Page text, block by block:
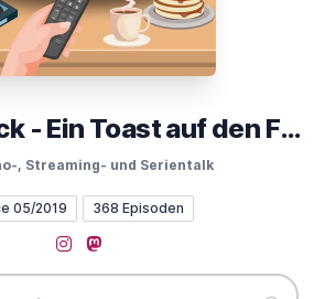
Filmfrühstück - Ein Toast auf den Film
, Streaming- und Serientalk
05/2019 368 Episoden
Instagram
Mastodon